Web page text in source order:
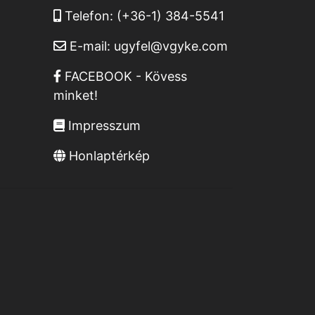
Telefon: (+36-1) 384-5541
E-mail: ugyfel@vgyke.com
FACEBOOK - Kövess
minket!
Impresszum
Honlaptérkép